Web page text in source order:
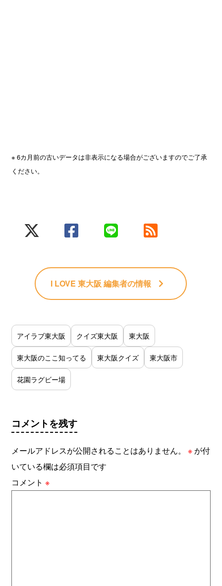
※ 6カ月前の古いデータは非表示になる場合がございますのでご了承
ください。
I LOVE 東大阪 編集者の情報
アイラブ東大阪 クイズ東大阪 東大阪
東大阪のここ知ってる 東大阪クイズ 東大阪市
花園ラグビー場
コメントを残す
メールアドレスが公開されることはありません。 ※ が付
いている欄は必須項目です
コメント※